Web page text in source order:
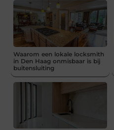
Waarom een lokale locksmith
in Den Haag onmisbaar is bij
buitensluiting